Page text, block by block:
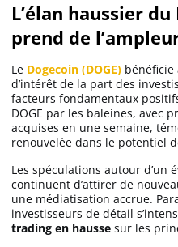
L’élan haussier du
prend de
Le Dogecoin (DOGE) bénéficie
d’intérêt de la part des
facteurs fondamentaux
DOGE par les baleines, avec
acquises en une semaine,
renouvelée dans le potentiel
Les spéculations autour d’un
continuent d’attirer de
une médiatisation accrue.
investisseurs de détail
trading en hausse sur les